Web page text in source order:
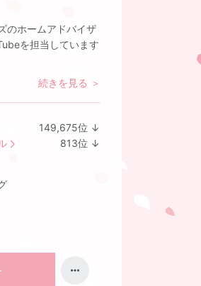
のホームアドバイザ
を担当しています
続きを見る ＞
149,675位 ↓
813位 ↓